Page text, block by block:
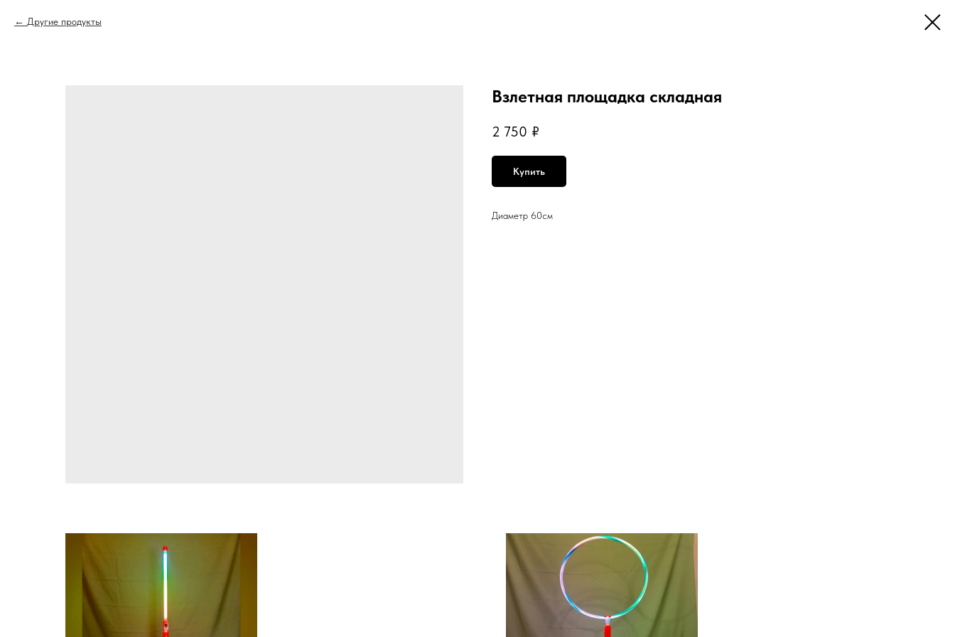
Другие продукты
Взлетная площадка складная
2 750 ₽
Купить
Диаметр 60см